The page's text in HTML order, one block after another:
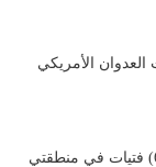
الأمريكي
بيان إدانة جريمة الاغتصاب بحق (6) فتيات في منطقتي